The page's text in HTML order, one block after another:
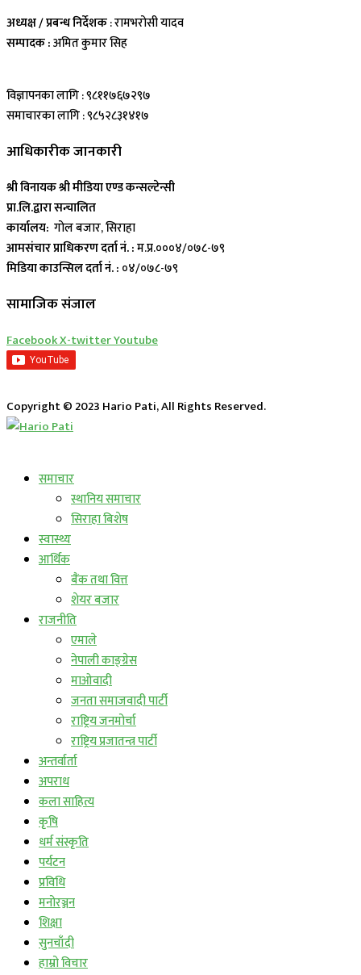
अध्यक्ष / प्रबन्ध निर्देशक: रामभरोसी यादव
सम्पादक :अमित कुमार सिह
विज्ञापनका लागि : ९८११७६७२९७
समाचारका लागि : ९८५२८३१४१७
आधिकारीक जानकारी
श्री विनायक श्री मीडिया एण्ड कन्सल्टेन्सी
प्रा.लि.द्वारा सन्चालित
कार्यालय: गोल बजार, सिराहा
आमसंचार प्राधिकरण दर्ता नं. :म.प्र.०००४/०७८-७९
मिडिया काउन्सिल दर्ता नं. : ०४/०७८-७९
सामाजिक संजाल
FacebookX-twitterYoutube
Copyright © 2023 Hario Pati, All Rights Reserved.
समाचार
स्थानिय समाचार
सिराहा बिशेष
स्वास्थ्य
आर्थिक
बैंक तथा वित्त
शेयर बजार
राजनीति
एमाले
नेपाली काङ्ग्रेस
माओवादी
जनता समाजवादी पार्टी
राष्ट्रिय जनमोर्चा
राष्ट्रिय प्रजातन्त्र पार्टी
अन्तर्वार्ता
अपराध
कला साहित्य
कृषि
धर्म संस्कृति
पर्यटन
प्रविधि
मनोरञ्जन
शिक्षा
सुनचाँदी
हाम्रो विचार